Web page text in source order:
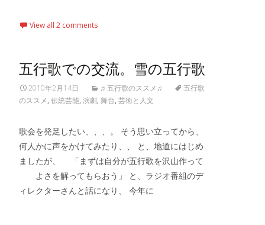
View all 2 comments
五行歌での交流。雪の五行歌
2010年2月14日 ♬五行歌のススメ♫
五行歌
のススメ, 伝統芸能, 演劇, 舞台, 芸術と人文
歌会を発足したい、、、。 そう思い立ってから、
何人かに声をかけてみたり、、 と、地道にはじめ
ましたが、 「まずは自分が五行歌を沢山作って
よさを解ってもらおう」 と、ラジオ番組のデ
ィレクターさんと話になり、 今年に